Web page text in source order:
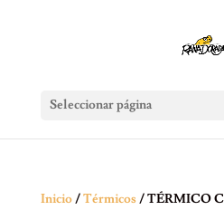
Seleccionar página
Inicio/Térmicos/ TÉRMICO